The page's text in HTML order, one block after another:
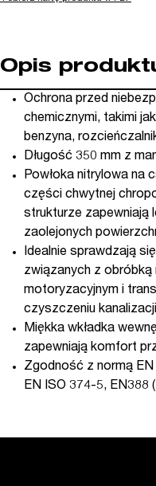
Opis
Ochrona przed
chemicznymi, takimi
benzyna,
Długość 350 mm z
Powłoka nitrylowa na
części chwytnej
strukturze zapewniają
zaolejonych
Idealnie sprawdzają
związanych z
motoryzacyjnym i
czyszczeniu
Miękka wkładka
zapewniają komfort
Zgodność z normą
EN ISO 374-5, ​EN388